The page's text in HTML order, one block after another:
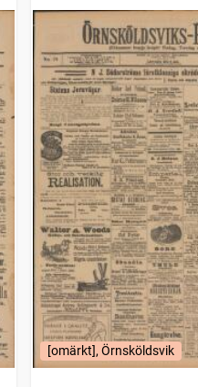
[omärkt], Örnsköldsvik